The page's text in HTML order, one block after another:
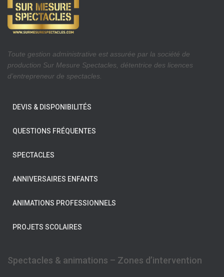
Toute gestion administrative est assurée par la société de
production Sur Mesure Spectacles, détentrice des licences
d’entrepreneur de spectacles.
DEVIS & DISPONIBILITÉS
QUESTIONS FRÉQUENTES
SPECTACLES
ANNIVERSAIRES ENFANTS
ANIMATIONS PROFESSIONNELS
PROJETS SCOLAIRES
Spectacles & animations – Zones d’intervention